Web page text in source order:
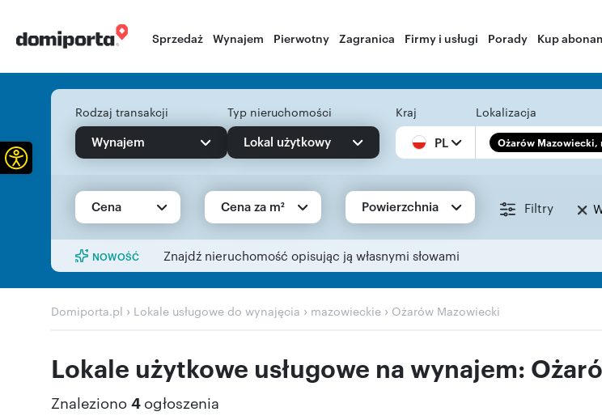
Sprzedaż Wynajem Pierwotny Zagranica Firmy i usługi Porady Kup
Rodzaj transakcji
Wynajem
Typ nieruchomości
Lokal użytkowy
Kraj
PL
Lokalizacja
Ożarów Mazowiecki,
Cena Cena za m² Powierzchnia Filtry
NOWOŚĆ Znajdź nieruchomość opisując ją własnymi słowami
Domiporta.pl › Lokale usługowe do wynajęcia › mazowieckie › Ożarów Mazowiecki
Lokale użytkowe usługowe na wynajem:
Znaleziono 4 ogłoszenia
Otwórz pasek narzędzi